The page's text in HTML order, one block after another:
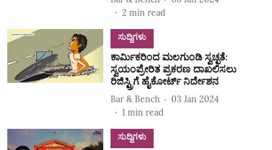
2 min read
ಸುದ್ದಿಗಳು
ಕಾರ್ಮಿಕರಿಂದ ಮಲಗುಂಡಿ ಸ್ವಚ್ಛತೆ:
ಸ್ವಯಂಪ್ರೇರಿತ ಪ್ರಕರಣ ದಾಖಲಿಸಲು
ರಿಜಿಸ್ಟ್ರಿಗೆ ಹೈಕೋರ್ಟ್‌ ನಿರ್ದೇಶನ
Bar & Bench
03 Jan 2024
1 min read
ಸುದ್ದಿಗಳು